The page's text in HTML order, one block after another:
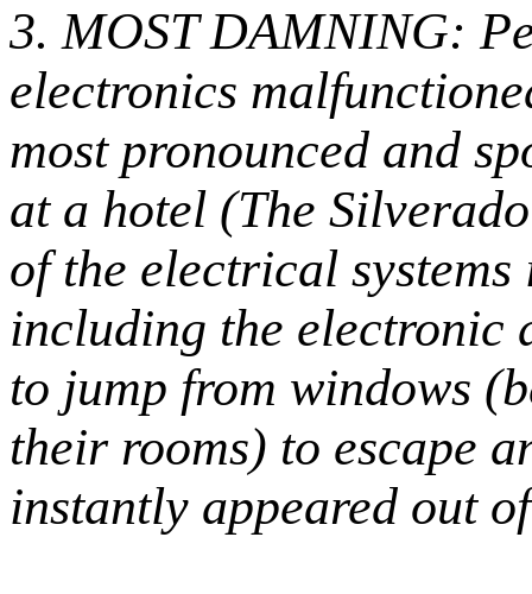
3. MOST DAMNING:
electronics
most pronounced and
at a hotel (The
of the electrical
including the electronic
to jump from windows
their rooms) to escape
instantly appeared out